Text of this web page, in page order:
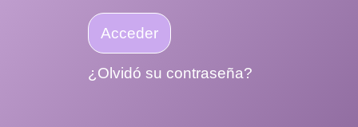
Acceder
¿Olvidó su contraseña?